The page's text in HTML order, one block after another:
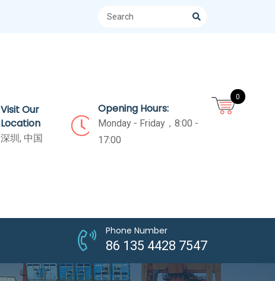
Visit Our
Location
深圳, 中国
Opening Hours:
Monday - Friday，8:00 -
17:00
Phone Number
86 135 4428 7547
0